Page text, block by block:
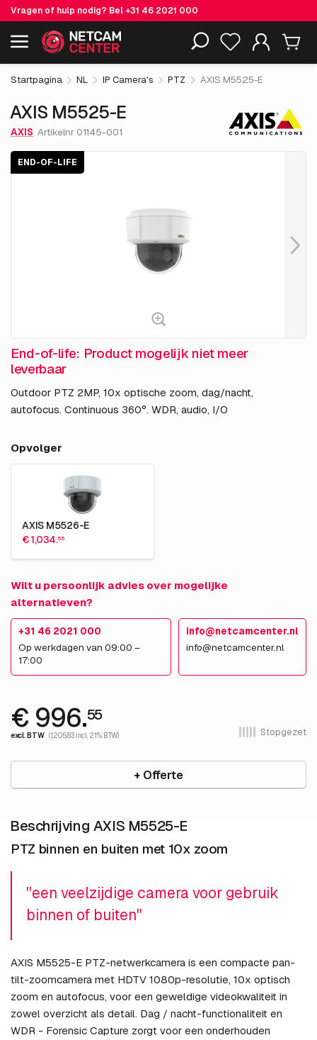
Vragen of hulp nodig? Bel+31 46 2021 000
Inclusief EOL-producten
AXIS M5525-E € 996. 55
excl. BTW
Startpagina NL IP Camera's PTZ AXIS M5525-E
AXIS M5525-E
AXIS Artikelnr 01145-001
END-OF-LIFE
End-of-life: Product mogelijk niet meer
leverbaar
Outdoor PTZ 2MP, 10x optische zoom, dag/nacht,
autofocus. Continuous 360°. WDR, audio, I/O
Opvolger
AXIS M5526-E
€ 1,034.55
Wilt u persoonlijk advies over mogelijke
alternatieven?
+31 46 2021 000
Op werkdagen van 09:00 –
17:00
info@netcamcenter.nl
info@netcamcenter.nl
€ 996.55
excl. BTW (1,205.83 incl. 21% BTW) Stopgezet
+ Offerte
Beschrijving AXIS M5525-E
PTZ binnen en buiten met 10x zoom
''een veelzijdige camera voor gebruik
binnen of buiten''
AXIS M5525-E PTZ-netwerkcamera is een compacte pan-
tilt-zoomcamera met HDTV 1080p-resolutie, 10x optisch
zoom en autofocus, voor een geweldige videokwaliteit in
zowel overzicht als detail. Dag / nacht-functionaliteit en
WDR - Forensic Capture zorgt voor een onderhouden